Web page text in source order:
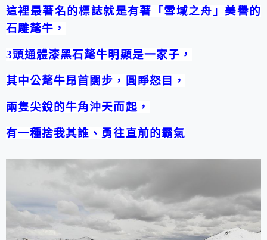
這裡最著名的標誌就是有著「雪域之舟」美譽的
石雕氂牛，
3頭通體漆黑石氂牛明顯是一家子，
其中公氂牛昂首闊步，圓睜怒目，
兩隻尖銳的牛角沖天而起，
有一種捨我其誰、勇往直前的霸氣